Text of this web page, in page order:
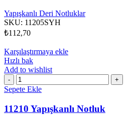
Yapışkanlı Deri Notluklar
SKU: 11205SYH
₺112,70
Karşılaştırmaya ekle
Hızlı bak
Add to wishlist
11210
Yapışkanlı
adet
Sepete Ekle
11210 Yapışkanlı Notluk